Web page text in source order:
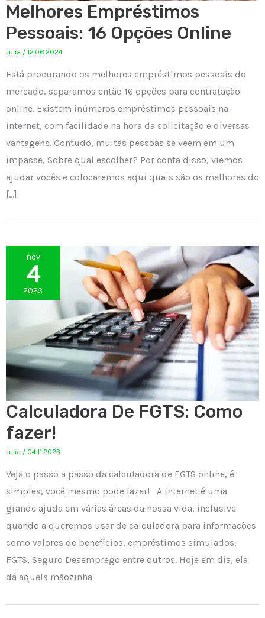
Melhores Empréstimos
Pessoais: 16 Opções Online
Julia / 12.06.2024
Está procurando os melhores empréstimos pessoais do
mercado, separamos então 16 opções para contratação
online. Existem inúmeros empréstimos pessoais na
internet, com facilidade na hora da solicitação e diversas
vantagens. Contudo, muitas pessoas se veem em um
impasse, Sobre qual escolher? Por conta disso, viemos
ajudar vocês e colocaremos aqui quais são os melhores do
[…]
nov
4
2023
Calculadora De FGTS: Como
fazer!
Julia / 04.11.2023
Veja o passo a passo da calculadora de FGTS online, é
simples, você mesmo pode fazer! A internet é uma
grande ajuda em várias áreas da nossa vida, inclusive
quando a queremos usar de calculadora para informações
como valores de benefícios, empréstimos simulados,
FGTS, Seguro Desemprego entre outros. Hoje em dia, ela
dá aquela mãozinha